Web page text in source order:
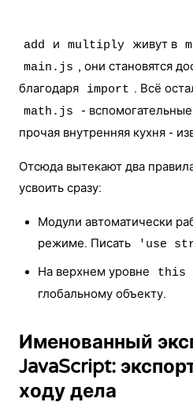
add и multiply живут в
main.js , они становятся
благодаря
import . Всё
math.js
-
прочая внутренняя кухня -
Отсюда вытекают два
усвоить сразу:
Модули автоматически
режиме. Писать 'use
На верхнем уровне
this
глобальному объекту.
Именованный
JavaScript:
ходу дела